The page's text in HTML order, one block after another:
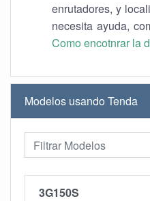
enrutadores, y
necesita ayuda,
Como encotnrar la
Modelos usando Tenda
3G150S